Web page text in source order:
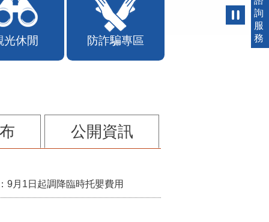
光休閒 防詐騙專區
公開資訊
9月1日起調降臨時托嬰費用
詢
服
務